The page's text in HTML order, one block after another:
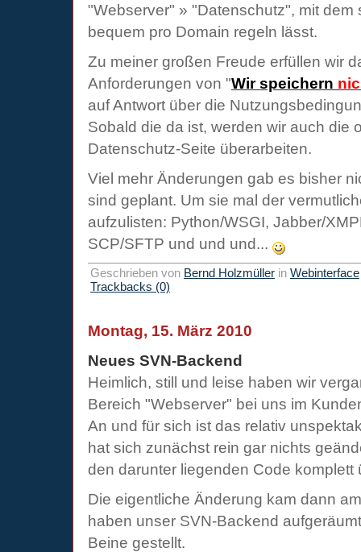
"Webserver" » "Datenschutz", mit dem
bequem pro Domain regeln lässt.
Zu meiner großen Freude erfüllen wir
Anforderungen von "Wir speichern
auf Antwort über die
Sobald die da ist, werden wir auch die
Datenschutz-Seite überarbeiten.
Viel mehr Änderungen gab es bisher
sind geplant. Um sie mal der
aufzulisten: Python/WSGI, Jabber/
SCP/SFTP und und und...
Geschrieben von Bernd Holzmüller in Webinterface
Trackbacks (0)
Montag, 15. März 2010
Neues SVN-Backend
Heimlich, still und leise haben wir
Bereich "Webserver" bei uns im
An und für sich ist das relativ
hat sich zunächst rein gar nichts
den darunter liegenden Code komplett
Die eigentliche Änderung kam dann
haben unser SVN-Backend
Beine gestellt.